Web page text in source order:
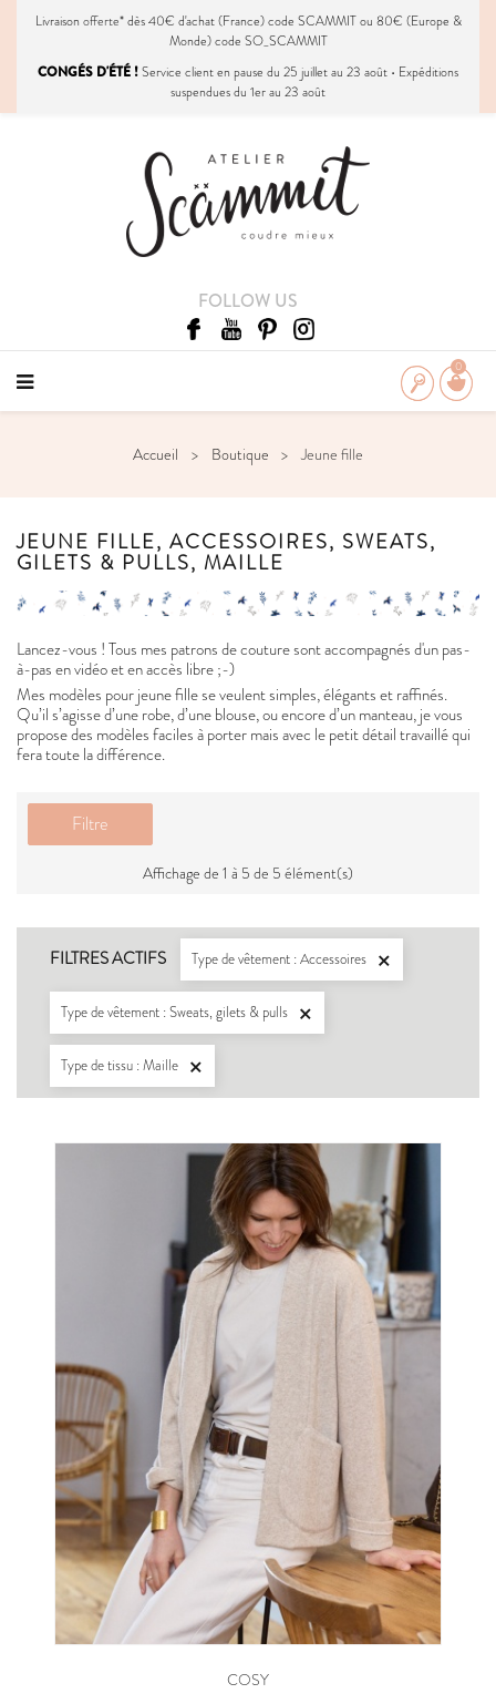
Livraison offerte* dès 40€ d'achat (France) code SCAMMIT ou 80€ (Europe &
Monde) code SO_SCAMMIT
CONGÉS D'ÉTÉ !Service client en pause du 25 juillet au 23 août • Expéditions
suspendues du 1er au 23 août
FOLLOW US
0
Accueil Boutique Jeune fille
JEUNE FILLE, ACCESSOIRES, SWEATS,
GILETS & PULLS, MAILLE
Lancez-vous ! Tous mes patrons de couture sont accompagnés d'un pas-
à-pas en vidéo et en accès libre ;-)
Mes modèles pour jeune fille se veulent simples, élégants et raffinés.
Qu’il s’agisse d’une robe, d’une blouse, ou encore d’un manteau, je vous
propose des modèles faciles à porter mais avec le petit détail travaillé qui
fera toute la différence.
Filtre
Affichage de 1 à 5 de 5 élément(s)
FILTRES ACTIFS Type de vêtement : Accessoires 
Type de vêtement : Sweats, gilets & pulls 
Type de tissu : Maille 
COSY